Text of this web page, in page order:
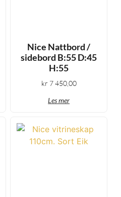
Nice Nattbord /
sidebord B:55 D:45
H:55
kr 7 450,00
Les mer